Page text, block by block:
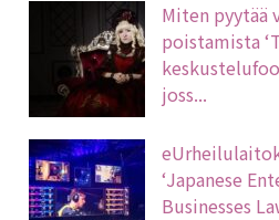
Miten pyytää
poistamista
joss...
‘Japanese
Businesses